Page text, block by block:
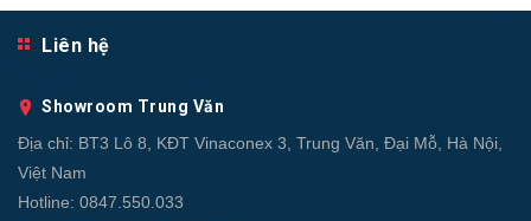
Liên hệ
Showroom Trung Văn
Địa chỉ: BT3 Lô 8, KĐT Vinaconex 3, Trung Văn, Đại Mỗ, Hà Nội,
Việt Nam
Hotline: 0847.550.033